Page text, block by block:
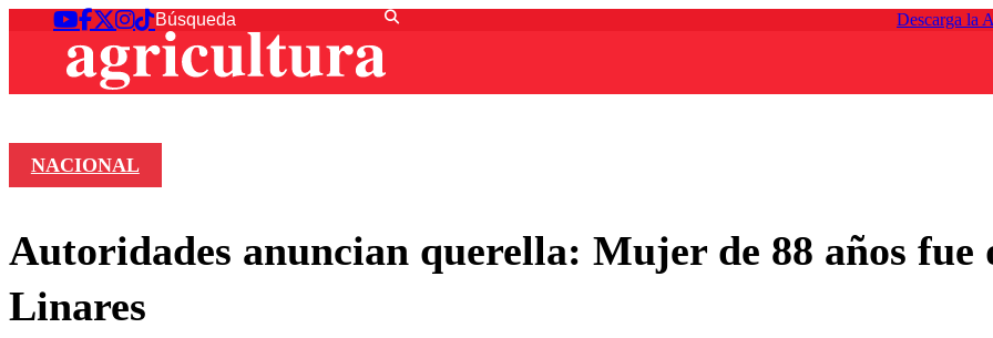
Descarga la
NACIONAL
Autoridades anuncian querella: Mujer de 88 años fue
Linares